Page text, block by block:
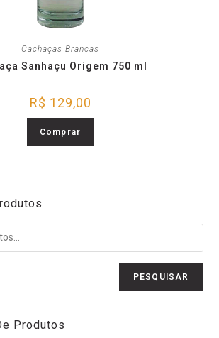
Cachaças Brancas
Sanhaçu Origem 750 ml
R$ 129,00
Comprar
PESQUISAR
Produtos